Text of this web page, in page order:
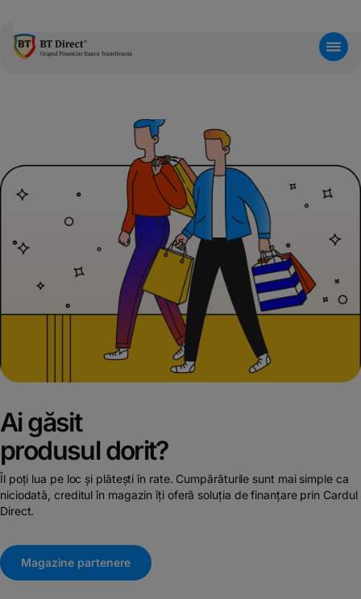
Ai găsit
produsul dorit?
Îl poți lua pe loc și plătești în rate. Cumpărăturile sunt mai simple ca
niciodată, creditul în magazin îți oferă soluția de finanțare prin Cardul
Direct.
Magazine partenere